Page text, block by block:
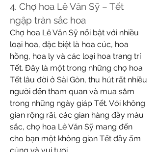
4. Chợ hoa Lê Văn Sỹ – Tết
ngập tràn sắc hoa
Chợ hoa Lê Văn Sỹ nổi bật với nhiều
loại hoa, đặc biệt là hoa cúc, hoa
hồng, hoa ly và các loại hoa trang trí
Tết. Đây là một trong những chợ hoa
Tết lâu đời ở Sài Gòn, thu hút rất nhiều
người đến tham quan và mua sắm
trong những ngày giáp Tết. Với không
gian rộng rãi, các gian hàng đầy màu
sắc, chợ hoa Lê Văn Sỹ mang đến
cho bạn một không gian Tết đầy ấm